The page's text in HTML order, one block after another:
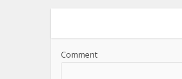
Comment